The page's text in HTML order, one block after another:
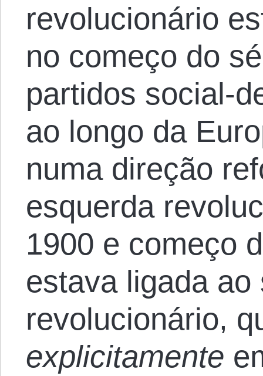
revolucionário
no começo do
partidos social-
ao longo da
numa direção
esquerda
1900 e começo
estava ligada
revolucionário,
explicitamente